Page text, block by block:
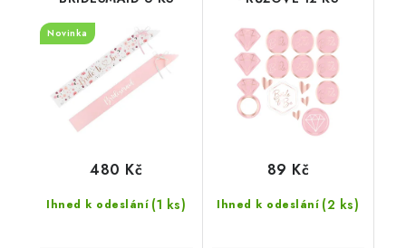
Novinka
Ihned k odeslání (1 ks)
480 Kč
Ihned k odeslání (2 ks)
89 Kč